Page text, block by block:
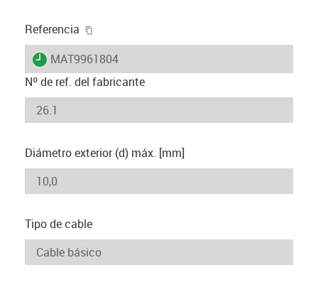
Referencia
igus-icon-lieferzeit
MAT9961804
Nº de ref. del fabricante
Diámetro exterior (d) máx. [mm]
Tipo de cable